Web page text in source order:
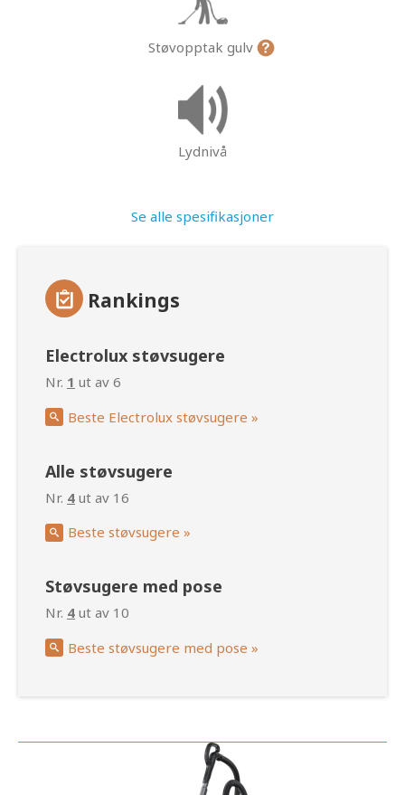
Støvopptak gulv
Lydnivå
Se alle spesifikasjoner
Rankings
Electrolux støvsugere
Nr. 1 ut av 6
Beste Electrolux støvsugere »
Alle støvsugere
Nr. 4 ut av 16
Beste støvsugere »
Støvsugere med pose
Nr. 4 ut av 10
Beste støvsugere med pose »